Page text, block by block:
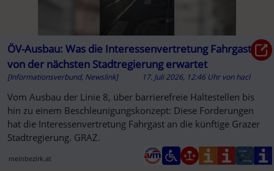
ÖV-Ausbau: Was die Interessenvertretung Fahrgast
von der nächsten Stadtregierung erwartet
[Informationsverbund, Newslink] 17. Juli 2026, 12:46 Uhr vonhacl
Vom Ausbau der Linie 8, über barrierefreie Haltestellen bis
hin zu einem Beschleunigungskonzept: Diese Forderungen
hat die Interessenvertretung Fahrgast an die künftige Grazer
Stadtregierung. GRAZ.
meinbezirk.at